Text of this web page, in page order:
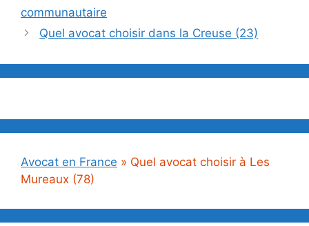
communautaire
Quel avocat choisir dans la Creuse (23)
Avocat en France » Quel avocat choisir à Les
Mureaux (78)